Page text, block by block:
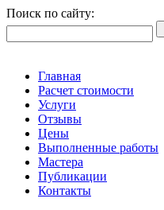
Поиск по сайту:
Главная
Расчет стоимости
Услуги
Отзывы
Цены
Выполненные работы
Мастера
Публикации
Контакты